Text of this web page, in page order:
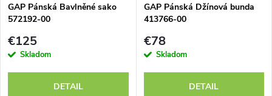
GAP Pánská Bavlněné sako
572192-00
€125
Skladom
DETAIL
GAP Pánská Džínová bunda
413766-00
€78
Skladom
DETAIL